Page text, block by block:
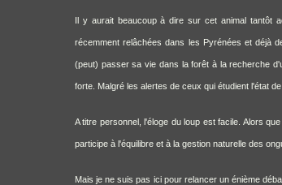
Il y aurait beaucoup à dire sur cet animal tantôt
récemment relâchées dans les Pyrénées et déjà
(peut) passer sa vie dans la forêt à la recherche
forte. Malgré les alertes de ceux qui étudient l'état
A titre personnel, l'éloge du loup est facile. Alors
participe à l'équilibre et à la gestion naturelle des
Mais je ne suis pas ici pour relancer un énième